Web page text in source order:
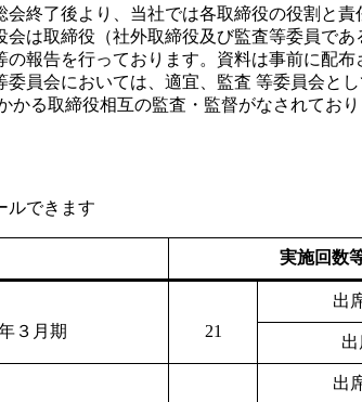
会終了後より、当社では各取締役の役割と
会は取締役（社外取締役及び監査等委員で
の報告を行っております。資料は事前に配
委員会においては、適宜、監査 等委員会と
かる取締役相互の監査・監督がなされてお
ルできます
実施回数
３月期 21
出
出